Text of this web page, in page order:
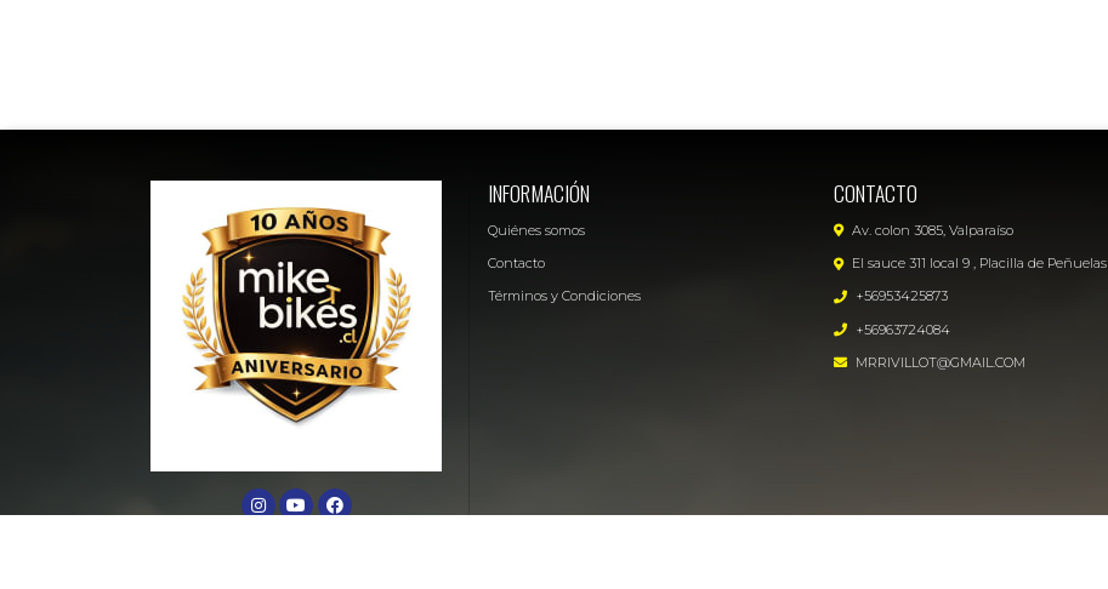
INFORMACIÓN
Quiénes somos
Contacto
Términos y Condiciones
CONTACTO
Av. colon 3085, Valparaíso
El sauce 311 local 9 , Placilla de Peñuelas
+56953425873
+56963724084
MRRIVILLOT@GMAIL.COM